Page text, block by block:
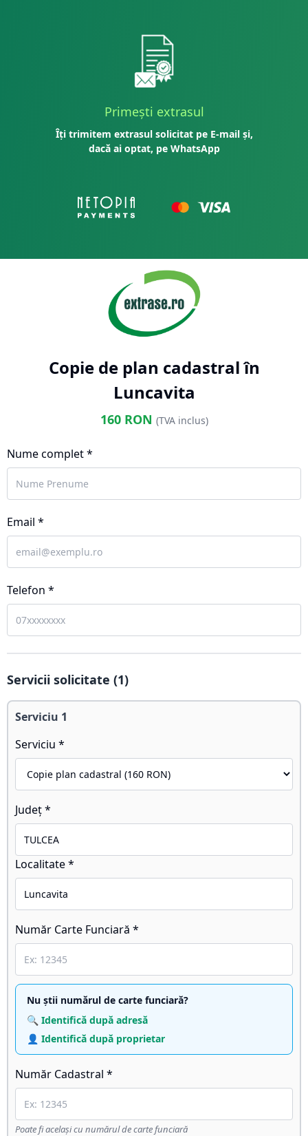
Primești extrasul
Îți trimitem extrasul solicitat pe E-mail și,
dacă ai optat, pe WhatsApp
Copie de plan cadastral în
Luncavita
160RON (TVA inclus)
Nume complet *
Email *
Telefon *
Servicii solicitate (1)
Serviciu 1
Serviciu *
Județ *
Localitate *
Număr Carte Funciară *
Nu știi numărul de carte funciară?
🔍 Identifică după adresă
👤 Identifică după proprietar
Număr Cadastral *
Poate fi același cu numărul de carte funciară